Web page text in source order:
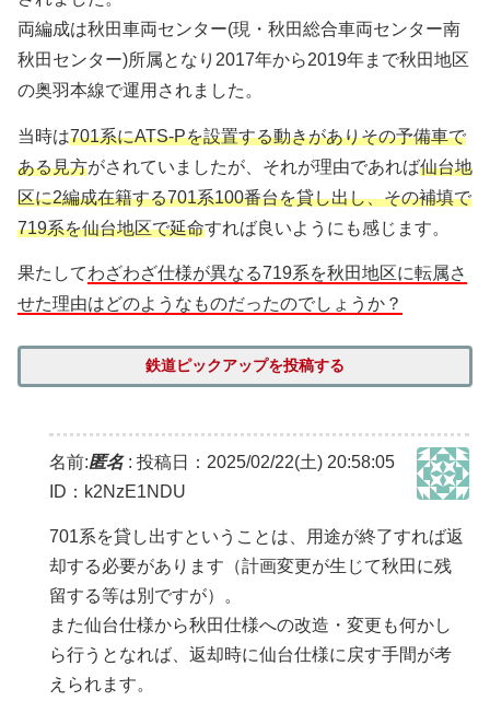
両編成は秋田車両センター(現・秋田総合車両センター南
秋田センター)所属となり2017年から2019年まで秋田地区
の奥羽本線で運用されました。
当時は701系にATS-Pを設置する動きがありその予備車で
ある見方がされていましたが、それが理由であれば仙台地
区に2編成在籍する701系100番台を貸し出し、その補填で
719系を仙台地区で延命すれば良いようにも感じます。
果たしてわざわざ仕様が異なる719系を秋田地区に転属さ
せた理由はどのようなものだったのでしょうか？
鉄道ピックアップを投稿する
名前:匿名: 投稿日：2025/02/22(土) 20:58:05
ID：k2NzE1NDU
701系を貸し出すということは、用途が終了すれば返
却する必要があります（計画変更が生じて秋田に残
留する等は別ですが）。
また仙台仕様から秋田仕様への改造・変更も何かし
ら行うとなれば、返却時に仙台仕様に戻す手間が考
えられます。